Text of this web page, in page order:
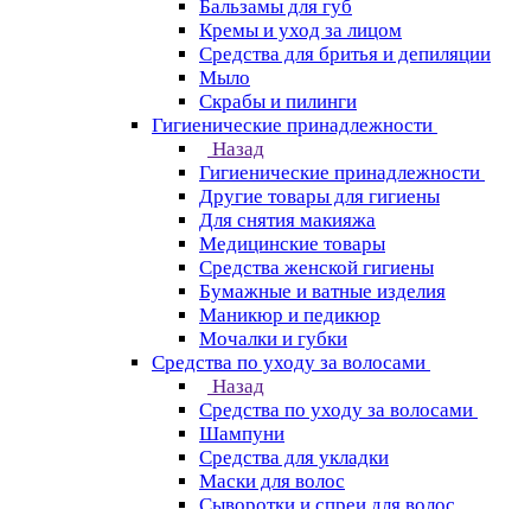
Бальзамы для губ
Кремы и уход за лицом
Средства для бритья и депиляции
Мыло
Скрабы и пилинги
Гигиенические принадлежности
Назад
Гигиенические принадлежности
Другие товары для гигиены
Для снятия макияжа
Медицинские товары
Средства женской гигиены
Бумажные и ватные изделия
Маникюр и педикюр
Мочалки и губки
Средства по уходу за волосами
Назад
Средства по уходу за волосами
Шампуни
Средства для укладки
Маски для волос